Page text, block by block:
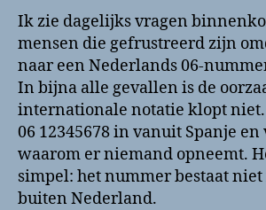
Ik zie dagelijks vragen
mensen die gefrustreerd zijn
naar een Nederlands 06-
In bijna alle gevallen is de
internationale notatie klopt
06 12345678 in vanuit Spanje
waarom er niemand opneemt.
simpel: het nummer bestaat
buiten Nederland.